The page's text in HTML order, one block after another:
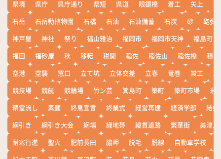
県境
県庁 県庁通り 県短 県道 眼鏡橋 着工 矢上
石岳
石岳動植物園 石橋 石油 石油備蓄 石炭 砂
砲弾
神戸屋
神社 祭り 福山雅治 福岡市 福岡市天神
福島町
福田
福砂屋 秋 移転 税関 稲佐 稲佐山 稲佐橋
積雪
空港
空襲 窓口 立て坑 立体交差 立春 竜巻 竣工
競技場
競艇 競輪場 竹ン芸 箕島町 築町 築町市場
米
精霊流し
素麺 終息宣言 終業式 経営再建 経済学部
結婚
綱引き
綱引き大会 網場 緑地帯 縦貫道路 繁華街
美津島
耐寒行進
聖火 肥前長田 脇岬 脱毛 脱線 自動車学校